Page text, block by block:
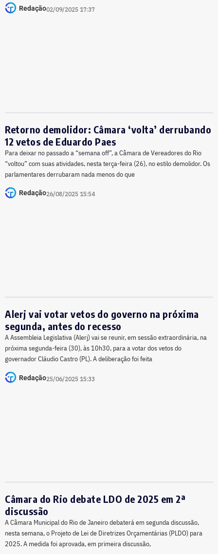
Redação02/09/2025 17:37
Retorno demolidor: Câmara ‘volta’ derrubando
12 vetos de Eduardo Paes
Para deixar no passado a “semana off”, a Câmara de Vereadores do Rio
“voltou” com suas atividades, nesta terça-feira (26), no estilo demolidor. Os
parlamentares derrubaram nada menos do que
Redação26/08/2025 15:54
Alerj vai votar vetos do governo na próxima
segunda, antes do recesso
A Assembleia Legislativa (Alerj) vai se reunir, em sessão extraordinária, na
próxima segunda-feira (30), às 10h30, para a votar dos vetos do
governador Cláudio Castro (PL). A deliberação foi feita
Redação25/06/2025 15:33
Câmara do Rio debate LDO de 2025 em 2ª
discussão
A Câmara Municipal do Rio de Janeiro debaterá em segunda discussão,
nesta semana, o Projeto de Lei de Diretrizes Orçamentárias (PLDO) para
2025. A medida foi aprovada, em primeira discussão,